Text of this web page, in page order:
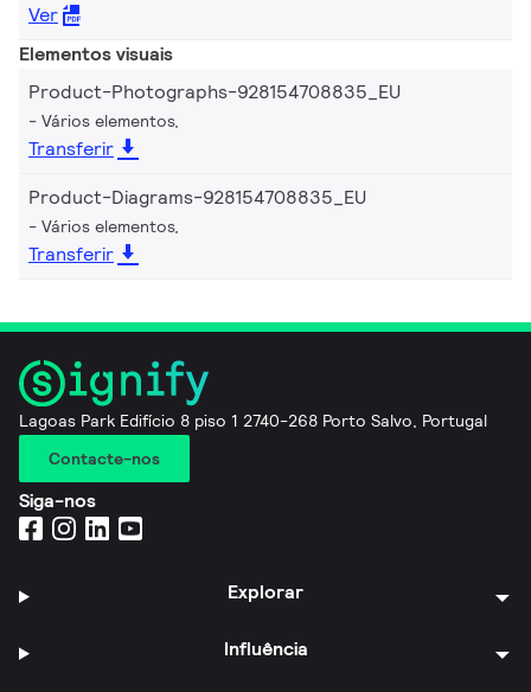
Ver
Elementos visuais
Product-Photographs-928154708835_EU
Vários elementos,
Transferir
Product-Diagrams-928154708835_EU
Vários elementos,
Transferir
Lagoas Park Edifício 8 piso 1 2740-268 Porto Salvo, Portugal
Contacte-nos
Siga-nos
Explorar
Influência